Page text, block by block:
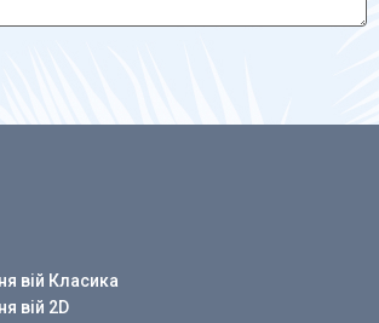
вій Класика
вій 2D